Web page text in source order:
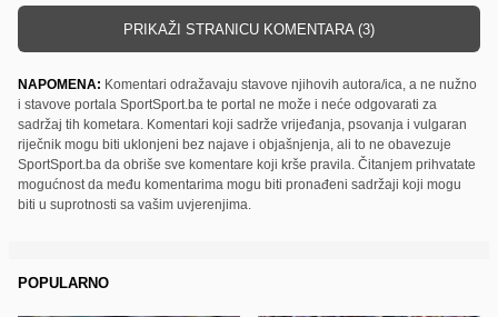
PRIKAŽI STRANICU KOMENTARA (3)
NAPOMENA: Komentari odražavaju stavove njihovih autora/ica, a ne nužno
i stavove portala SportSport.ba te portal ne može i neće odgovarati za
sadržaj tih kometara. Komentari koji sadrže vrijeđanja, psovanja i vulgaran
riječnik mogu biti uklonjeni bez najave i objašnjenja, ali to ne obavezuje
SportSport.ba da obriše sve komentare koji krše pravila. Čitanjem prihvatate
mogućnost da među komentarima mogu biti pronađeni sadržaji koji mogu
biti u suprotnosti sa vašim uvjerenjima.
POPULARNO